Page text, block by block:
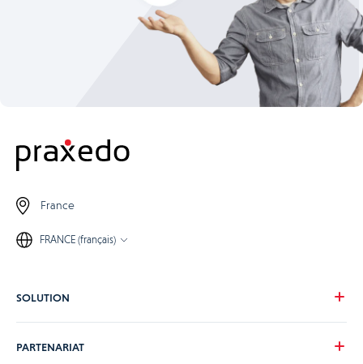
France
FRANCE (français)
SOLUTION
PARTENARIAT